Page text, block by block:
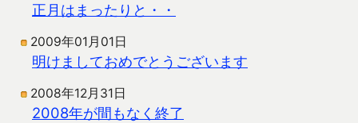
正月はまったりと・・
2009年01月01日
明けましておめでとうございます
2008年12月31日
2008年が間もなく終了